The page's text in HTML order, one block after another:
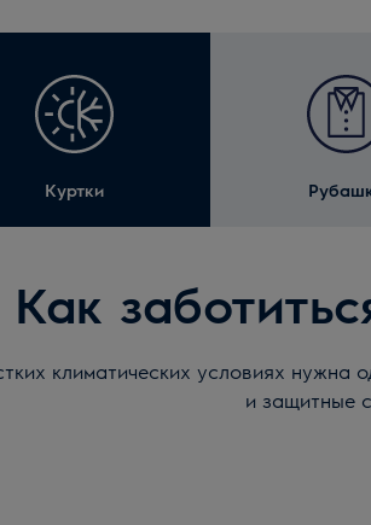
Куртки
Как
климатических условиях нужна
и защитные